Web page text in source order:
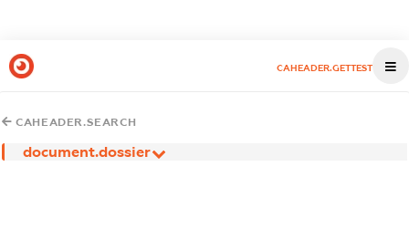
CAHEADER.GETTEST
CAHEADER.SEARCH
document.dossier